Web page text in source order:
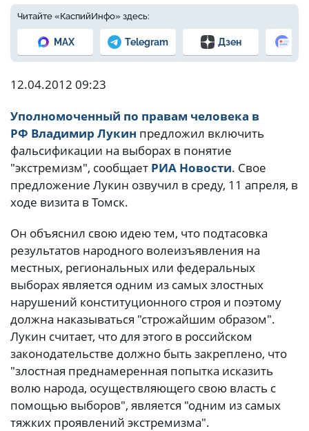
Читайте «КаспийИнфо» здесь:
MAX Telegram Дзен
12.04.2012 09:23
Уполномоченный по правам человека в
РФ Владимир Лукин предложил включить
фальсификации на выборах в понятие
"экстремизм", сообщает РИА Новости. Свое
предложение Лукин озвучил в среду, 11 апреля, в
ходе визита в Томск.
Он объяснил свою идею тем, что подтасовка
результатов народного волеизъявления на
местных, региональных или федеральных
выборах является одним из самых злостных
нарушений конституционного строя и поэтому
должна наказываться "строжайшим образом".
Лукин считает, что для этого в российском
законодательстве должно быть закреплено, что
"злостная преднамеренная попытка исказить
волю народа, осуществляющего свою власть с
помощью выборов", является "одним из самых
тяжких проявлений экстремизма".